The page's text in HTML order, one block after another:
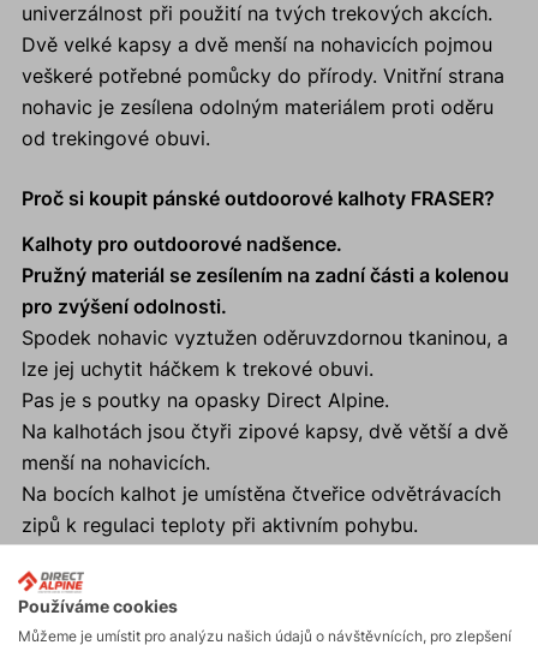
univerzálnost při použití na tvých trekových akcích.
Dvě velké kapsy a dvě menší na nohavicích pojmou
veškeré potřebné pomůcky do přírody. Vnitřní strana
nohavic je zesílena odolným materiálem proti oděru
od trekingové obuvi.
Proč si koupit pánské outdoorové kalhoty FRASER?
Kalhoty pro outdoorové nadšence.
Pružný materiál se zesílením na zadní části a kolenou
pro zvýšení odolnosti.
Spodek nohavic vyztužen oděruvzdornou tkaninou, a
lze jej uchytit háčkem k trekové obuvi.
Pas je s poutky na opasky Direct Alpine.
Na kalhotách jsou čtyři zipové kapsy, dvě větší a dvě
menší na nohavicích.
Na bocích kalhot je umístěna čtveřice odvětrávacích
zipů k regulaci teploty při aktivním pohybu.
Používáme cookies
Můžeme je umístit pro analýzu našich údajů o návštěvnících, pro zlepšení